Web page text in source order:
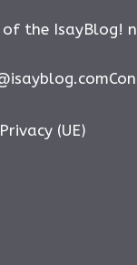
the IsayBlog!
(UE)